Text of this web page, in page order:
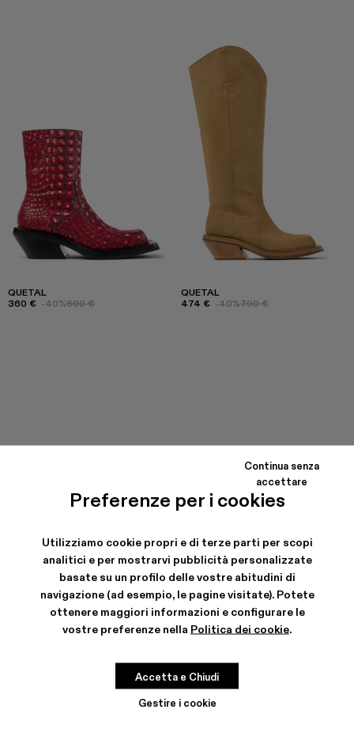
Preferenze per i cookies
Utilizziamo cookie propri e di terze parti per scopi
analitici e per mostrarvi pubblicità personalizzate
basate su un profilo delle vostre abitudini di
navigazione (ad esempio, le pagine visitate). Potete
ottenere maggiori informazioni e configurare le
vostre preferenze nella Politica dei cookie.
Gestire i cookie
Continua senza
accettare
Accetta e Chiudi
QUETAL
360 € -40%600 €
QUETAL
474 € -40%790 €
390 € -40%